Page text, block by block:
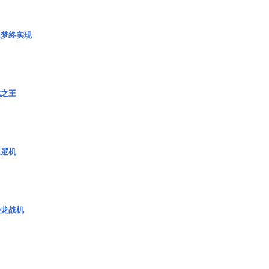
终实现
王
机
战机